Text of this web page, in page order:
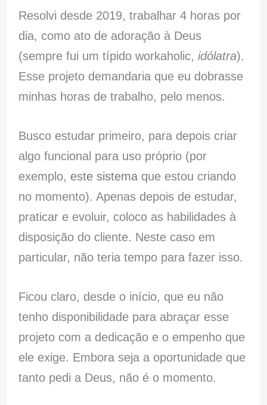
Resolvi desde 2019, trabalhar 4 horas por
dia, como ato de adoração à Deus
(sempre fui um típido workaholic, idólatra).
Esse projeto demandaria que eu dobrasse
minhas horas de trabalho, pelo menos.
Busco estudar primeiro, para depois criar
algo funcional para uso próprio (por
exemplo, este sistemaque estou criando
no momento). Apenas depois de estudar,
praticar e evoluir, coloco as habilidades à
disposição do cliente. Neste caso em
particular, não teria tempo para fazer isso.
Ficou claro, desde o início, que eu não
tenho disponibilidade para abraçar esse
projeto com a dedicação e o empenho que
ele exige. Embora seja a oportunidade que
tanto pedi a Deus, não é o momento.